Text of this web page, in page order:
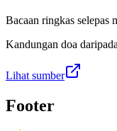
Bacaan ringkas selepas
Kandungan doa
Lihat sumber
Footer